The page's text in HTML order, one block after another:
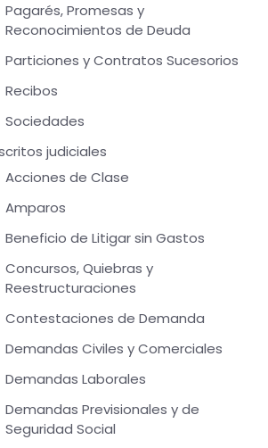
Pagarés, Promesas y
Reconocimientos de Deuda
Particiones y Contratos Sucesorios
Recibos
Sociedades
judiciales
Acciones de Clase
Amparos
Beneficio de Litigar sin Gastos
Concursos, Quiebras y
Reestructuraciones
Contestaciones de Demanda
Demandas Civiles y Comerciales
Demandas Laborales
Demandas Previsionales y de
Seguridad Social